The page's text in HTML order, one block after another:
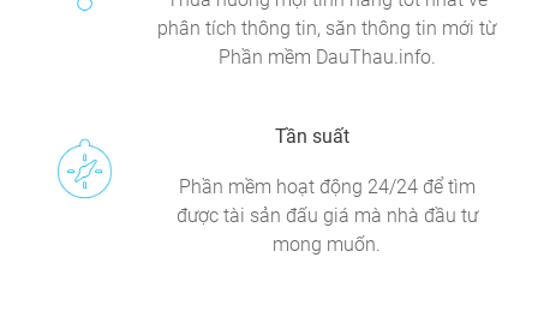
phân tích thông tin, săn thông tin mới từ
Phần mềm DauThau.info.
Tần suất
Phần mềm hoạt động 24/24 để tìm
được tài sản đấu giá mà nhà đầu tư
mong muốn.